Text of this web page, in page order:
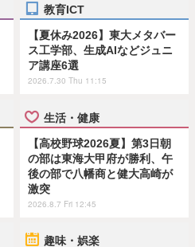
教育ICT
【夏休み2026】東大メタバー
ス工学部、生成AIなどジュニ
ア講座6選
2026.7.30 Thu 11:15
生活・健康
【高校野球2026夏】第3日朝
の部は東海大甲府が勝利、午
後の部で八幡商と健大高崎が
激突
2026.8.7 Fri 12:45
趣味・娯楽